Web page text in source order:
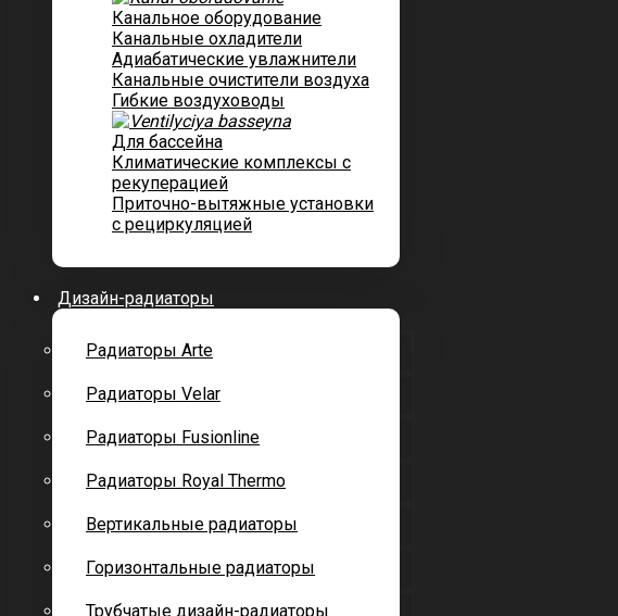
Канальное оборудование
Канальные охладители
Адиабатические увлажнители
Канальные очистители воздуха
Гибкие воздуховоды
Для бассейна
Климатические комплексы с
рекуперацией
Приточно-вытяжные установки
с рециркуляцией
Дизайн-радиаторы
Радиаторы Arte
Радиаторы Velar
Радиаторы Fusionline
Радиаторы Royal Thermo
Вертикальные радиаторы
Горизонтальные радиаторы
Трубчатые дизайн-радиаторы